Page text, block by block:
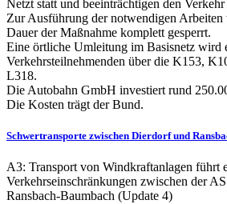
Netzt statt und beeinträchtigen den
Zur Ausführung der notwendigen
Dauer der Maßnahme komplett gesperrt.
Eine örtliche Umleitung im Basisnetz wird
Verkehrsteilnehmenden über die K153,
L318.
Die Autobahn GmbH investiert rund
Die Kosten trägt der Bund.
Schwertransporte zwischen Dierdorf und
A3: Transport von Windkraftanlagen führt
Verkehrseinschränkungen zwischen der
Ransbach-Baumbach (Update 4)